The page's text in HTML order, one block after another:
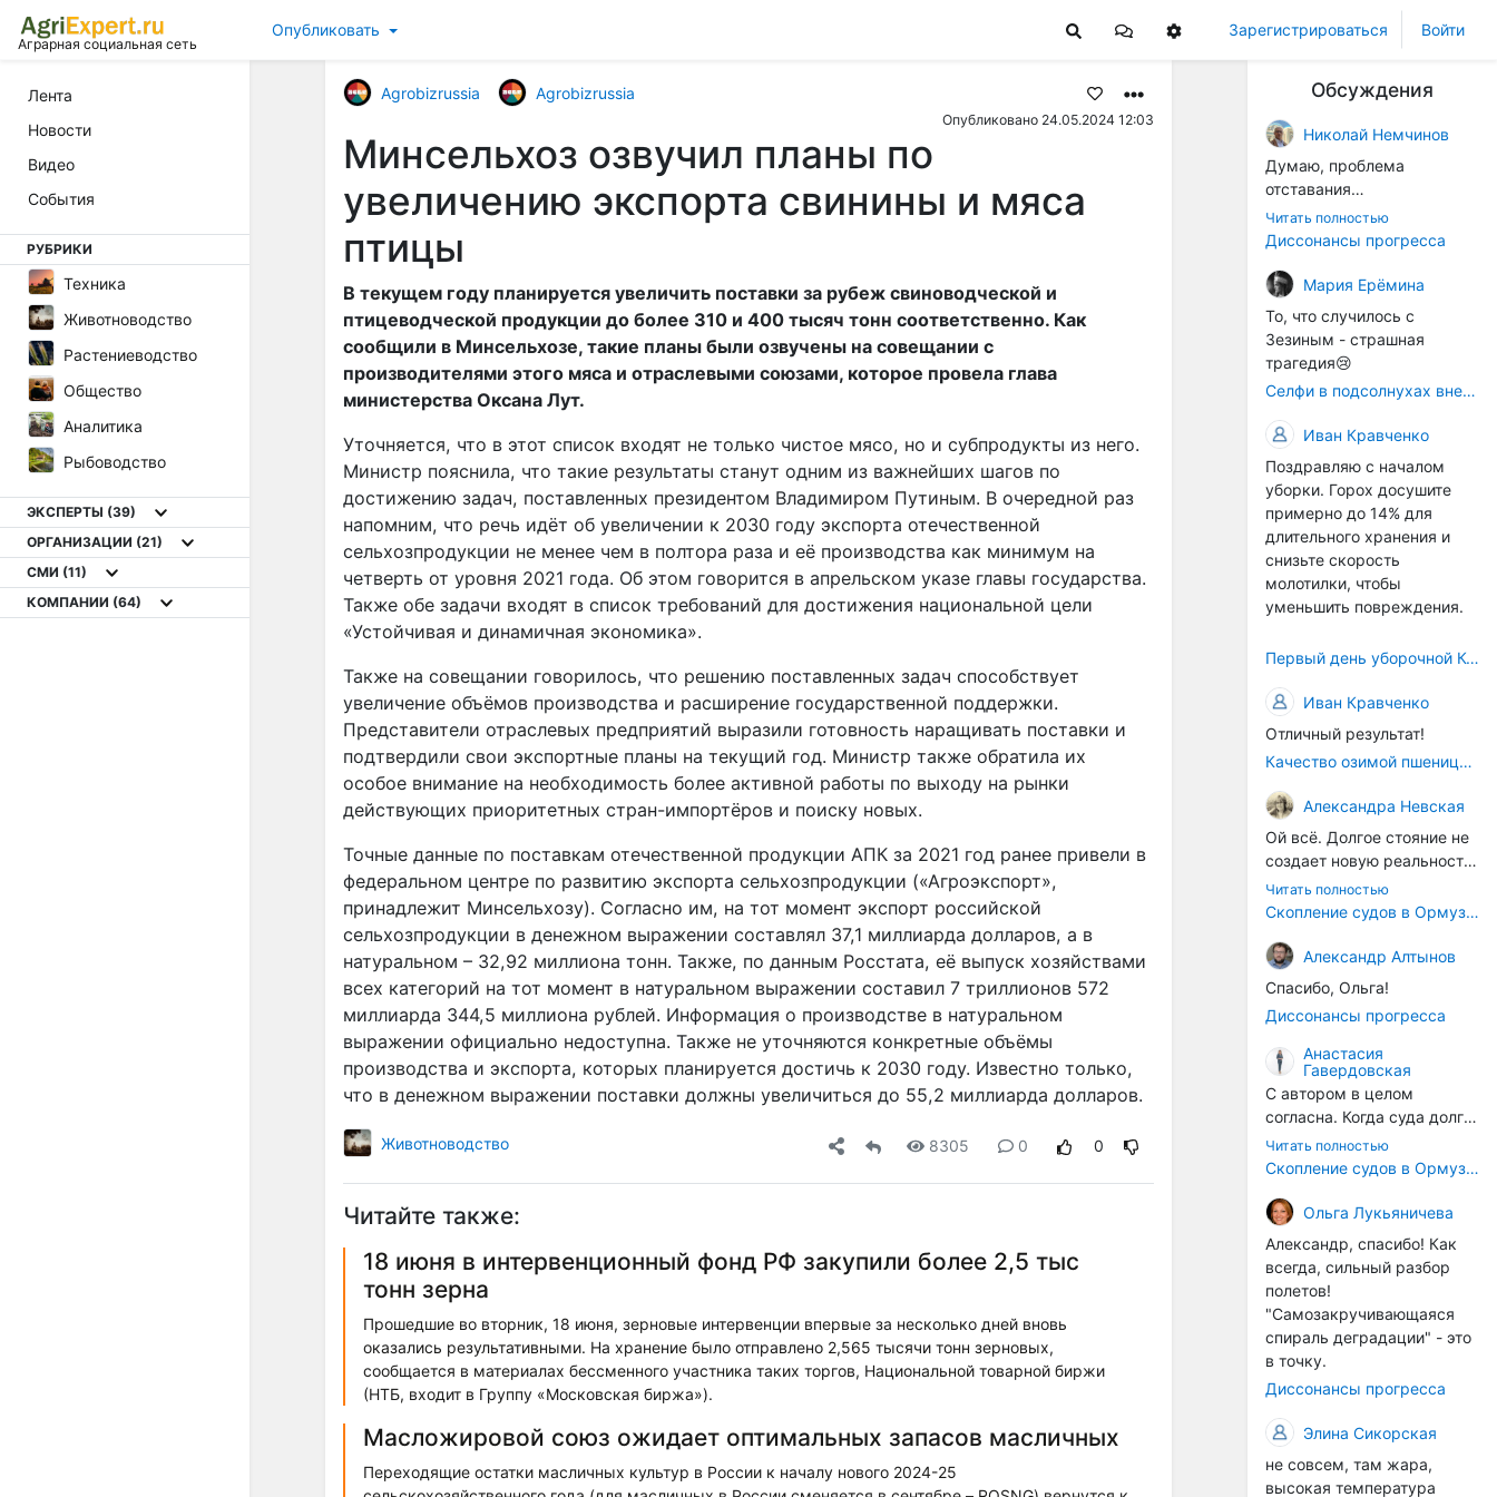
Аграрная социальная сеть
Опубликовать Зарегистрироваться Войти
Лента
Новости
Видео
События
РУБРИКИ
Техника
Животноводство
Растениеводство
Общество
Аналитика
Рыбоводство
ЭКСПЕРТЫ (39)
ОРГАНИЗАЦИИ (21)
СМИ (11)
КОМПАНИИ (64)
Agrobizrussia Agrobizrussia
Опубликовано 24.05.2024 12:03
Минсельхоз озвучил планы по
увеличению экспорта свинины и мяса
птицы
В текущем году планируется увеличить поставки за рубеж свиноводческой и
птицеводческой продукции до более 310 и 400 тысяч тонн соответственно. Как
сообщили в Минсельхозе, такие планы были озвучены на совещании с
производителями этого мяса и отраслевыми союзами, которое провела глава
министерства Оксана Лут.
Уточняется, что в этот список входят не только чистое мясо, но и субпродукты из него.
Министр пояснила, что такие результаты станут одним из важнейших шагов по
достижению задач, поставленных президентом Владимиром Путиным. В очередной раз
напомним, что речь идёт об увеличении к 2030 году экспорта отечественной
сельхозпродукции не менее чем в полтора раза и её производства как минимум на
четверть от уровня 2021 года. Об этом говорится в апрельском указе главы государства.
Также обе задачи входят в список требований для достижения национальной цели
«Устойчивая и динамичная экономика».
Также на совещании говорилось, что решению поставленных задач способствует
увеличение объёмов производства и расширение государственной поддержки.
Представители отраслевых предприятий выразили готовность наращивать поставки и
подтвердили свои экспортные планы на текущий год. Министр также обратила их
особое внимание на необходимость более активной работы по выходу на рынки
действующих приоритетных стран-импортёров и поиску новых.
Точные данные по поставкам отечественной продукции АПК за 2021 год ранее привели в
федеральном центре по развитию экспорта сельхозпродукции («Агроэкспорт»,
принадлежит Минсельхозу). Согласно им, на тот момент экспорт российской
сельхозпродукции в денежном выражении составлял 37,1 миллиарда долларов, а в
натуральном – 32,92 миллиона тонн. Также, по данным Росстата, её выпуск хозяйствами
всех категорий на тот момент в натуральном выражении составил 7 триллионов 572
миллиарда 344,5 миллиона рублей. Информация о производстве в натуральном
выражении официально недоступна. Также не уточняются конкретные объёмы
производства и экспорта, которых планируется достичь к 2030 году. Известно только,
что в денежном выражении поставки должны увеличиться до 55,2 миллиарда долларов.
Животноводство 8305 0 0
Читайте также:
18 июня в интервенционный фонд РФ закупили более 2,5 тыс
тонн зерна
Прошедшие во вторник, 18 июня, зерновые интервенции впервые за несколько дней вновь
оказались результативными. На хранение было отправлено 2,565 тысячи тонн зерновых,
сообщается в материалах бессменного участника таких торгов, Национальной товарной биржи
(НТБ, входит в Группу «Московская биржа»).
Масложировой союз ожидает оптимальных запасов масличных
Переходящие остатки масличных культур в России к началу нового 2024-25
Обсуждения
Николай Немчинов
Думаю, проблема
отставания
технологичности
оборудования в
окажется связана с
кадрами. Их надо будет
все больше, чтобы
затыкать
образовывающиеся
технологические дыры. И
это в рамках
существующих реалий для
людей принимающих
решения как раз хорошо,
само село окажется при
деле, да и количество
задействованных в
сельхозпоризводстве
кадров таким образом
Читать полностью
Диссонансы прогресса
Мария Ерёмина
То, что случилось с
Зезиным - страшная
трагедия😢
Селфи в подсолнухах вне закона: За проникновение на сельхозземли без разрешения хотят штрафовать
Иван Кравченко
Поздравляю с началом
уборки. Горох досушите
примерно до 14% для
длительного хранения и
снизьте скорость
молотилки, чтобы
уменьшить повреждения.
Первый день уборочной Компании 2026🫡Считаю открытым.
Иван Кравченко
Отличный результат!
Качество озимой пшеницы 2026 год
Александра Невская
Ой всё. Долгое стояние не
создает новую реальность.
Морские организмы всегда
накапливаются на судах.
на чистку от тех самых
организмов. И год за
годом, век за веком суда
разносят эти самые
организмы по пути
следования.
Читать полностью
Скопление судов в Ормузском проливе грозит катастрофическим распространением инвазивных видов
Александр Алтынов
Спасибо, Ольга!
Диссонансы прогресса
Анастасия
Гавердовская
С автором в целом
согласна. Когда суда долго
стоят в теплой воде, на их
корпусах активно
организмы, и потом они
могут быть перенесены в
другие регионы. Поэтому
проблема вполне реальная
— просто я бы говорила не
о неизбежной катастрофе,
а о повышенном риске,
который нельзя
игнорировать. А так да 👍
Читать полностью
Скопление судов в Ормузском проливе грозит катастрофическим распространением инвазивных видов
Ольга Лукьяничева
Александр, спасибо! Как
всегда, сильный разбор
полетов!
"Самозакручивающаяся
спираль деградации" - это
в точку.
Диссонансы прогресса
Элина Сикорская
не совсем, там жара,
высокая температура